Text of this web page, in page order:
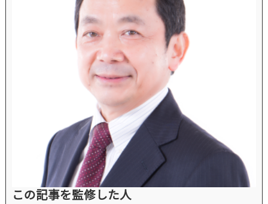
この記事を監修した人